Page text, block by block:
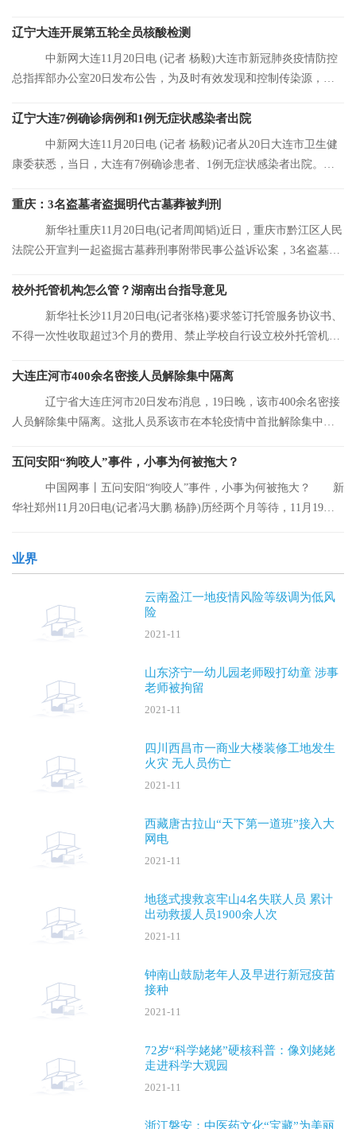
辽宁大连开展第五轮全员核酸检测
中新网大连11月20日电 (记者 杨毅)大连市新冠肺炎疫情防控
总指挥部办公室20日发布公告，为及时有效发现和控制传染源，结
辽宁大连7例确诊病例和1例无症状感染者出院
中新网大连11月20日电 (记者 杨毅)记者从20日大连市卫生健
康委获悉，当日，大连有7例确诊患者、1例无症状感染者出院。目
重庆：3名盗墓者盗掘明代古墓葬被判刑
新华社重庆11月20日电(记者周闻韬)近日，重庆市黔江区人民
法院公开宣判一起盗掘古墓葬刑事附带民事公益诉讼案，3名盗墓者
校外托管机构怎么管？湖南出台指导意见
新华社长沙11月20日电(记者张格)要求签订托管服务协议书、
不得一次性收取超过3个月的费用、禁止学校自行设立校外托管机
大连庄河市400余名密接人员解除集中隔离
辽宁省大连庄河市20日发布消息，19日晚，该市400余名密接
人员解除集中隔离。这批人员系该市在本轮疫情中首批解除集中隔
五问安阳“狗咬人”事件，小事为何被拖大？
中国网事丨五问安阳“狗咬人”事件，小事为何被拖大？ 新
华社郑州11月20日电(记者冯大鹏 杨静)历经两个月等待，11月19日
业界
云南盈江一地疫情风险等级调为低风
险
2021-11
山东济宁一幼儿园老师殴打幼童 涉事
老师被拘留
2021-11
四川西昌市一商业大楼装修工地发生
火灾 无人员伤亡
2021-11
西藏唐古拉山“天下第一道班”接入大
网电
2021-11
地毯式搜救哀牢山4名失联人员 累计
出动救援人员1900余人次
2021-11
钟南山鼓励老年人及早进行新冠疫苗
接种
2021-11
72岁“科学姥姥”硬核科普：像刘姥姥
走进科学大观园
2021-11
浙江磐安：中医药文化“宝藏”为美丽